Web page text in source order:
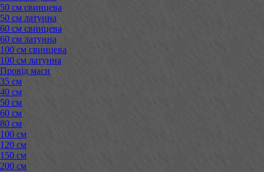
50 см свинцева
50 см латунна
60 см свинцева
60 см латунна
100 см свинцева
100 см латунна
Провід маси
35 см
40 см
50 см
60 см
80 см
100 см
120 см
150 см
200 см